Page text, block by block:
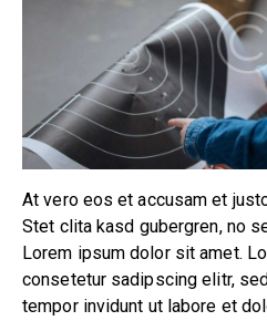
At vero eos et accusam et
Stet clita kasd gubergren, no
Lorem ipsum dolor sit amet.
consetetur sadipscing elitr,
tempor invidunt ut labore et